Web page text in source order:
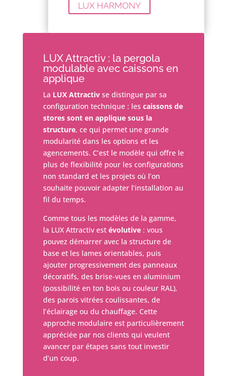
LUX HARMONY
LUX Attractiv : la pergola
modulable avec caissons en
applique
La LUX Attractivse distingue par sa
configuration technique : les caissons de
stores sont en applique sous la
structure, ce qui permet une grande
modularité dans les options et les
agencements. C’est le modèle qui offre le
plus de flexibilité pour les configurations
non standard et les projets où l’on
souhaite pouvoir adapter l’installation au
fil du temps.
Comme tous les modèles de la gamme,
la LUX Attractiv est évolutive: vous
pouvez démarrer avec la structure de
base et les lames orientables, puis
ajouter progressivement des panneaux
décoratifs, des brise-vues en aluminium
(possibilité en ton bois ou couleur RAL),
des parois vitrées coulissantes, de
l’éclairage ou du chauffage. Cette
approche modulaire est particulièrement
appréciée par nos clients qui veulent
avancer par étapes sans tout investir
d’un coup.